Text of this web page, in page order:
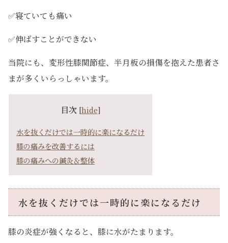
✅寝ていても痛い
✅伸ばすことができない
当院にも、変形性膝関節症、半月板の損傷を抱えた患者さ
まが多くいらっしゃいます。
目次 [hide]
水を抜くだけでは一時的に楽になるだけ
膝の痛みを改善するには
膝の痛みへの鍼灸＆整体
水を抜くだけでは一時的に楽になるだけ
膝の炎症が強くなると、膝に水がたまります。